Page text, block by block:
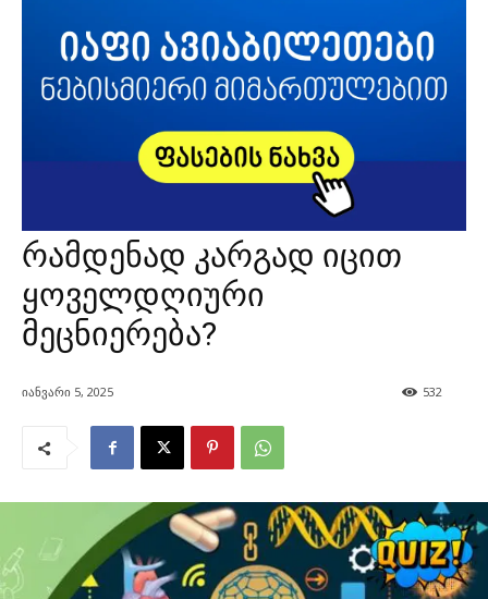
რამდენად კარგად იცით
ყოველდღიური
მეცნიერება?
იანვარი 5, 2025 532